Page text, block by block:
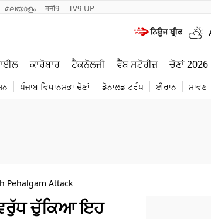
മലയാളം मनी9 TV9-UP
ਕਾਰੋਬਾਰ ਟੈਕਨੋਲਜੀ ਵੈੱਬ ਸਟੋਰੀਜ਼ ਚੋਣਾਂ 2026
ਪੰਜਾਬ ਵਿਧਾਨਸਭਾ ਚੋਣਾਂ ਡੋਨਾਲਡ ਟਰੰਪ ਈਰਾਨ ਸਾਵਣ
ਟੈਕਨੋਲਜੀ
ਦੁਨੀਆ
Pehalgam Attack
ਚੁੱਕਿਆ ਇਹ